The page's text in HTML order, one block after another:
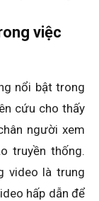
việc
nổi bật trong
cứu cho thấy
người xem
truyền thống.
video là trung
hấp dẫn để